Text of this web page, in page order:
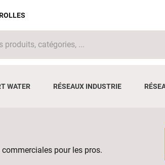
WATER RÉSEAUX INDUSTRIE
pour les pros.